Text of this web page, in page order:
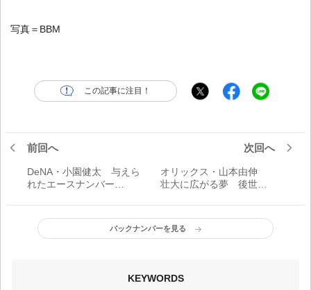
写真＝BBM
この記事に注目！
前回へ
DeNA・小園健太 与えら
れたエースナンバー
の“魂”を受け継ぐ右腕／伝
統を背負って
次回へ
オリックス・山本由伸
壮大に広がる夢 後世に
右腕／伝統を背負って
バックナンバーを見る
KEYWORDS